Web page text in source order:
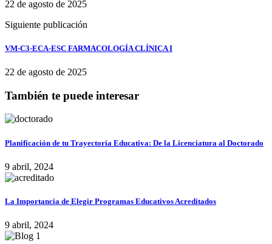
22 de agosto de 2025
Siguiente publicación
VM-C3-ECA-ESC FARMACOLOGÍA CLÍNICA I
22 de agosto de 2025
También te puede interesar
Planificación de tu Trayectoria Educativa: De la Licenciatura al Doctorado
9 abril, 2024
La Importancia de Elegir Programas Educativos Acreditados
9 abril, 2024